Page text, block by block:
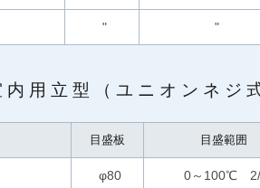
" "
立型（ユニオンネジ
目盛板 目盛範囲
φ80 0～100℃